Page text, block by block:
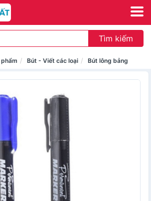
Tìm kiếm
Bút - Viết các loại Bút lông bảng